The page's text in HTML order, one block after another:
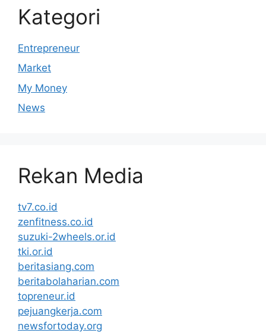
Kategori
Entrepreneur
Market
My Money
News
Rekan Media
tv7.co.id
zenfitness.co.id
suzuki-2wheels.or.id
tki.or.id
beritasiang.com
beritabolaharian.com
topreneur.id
pejuangkerja.com
newsfortoday.org